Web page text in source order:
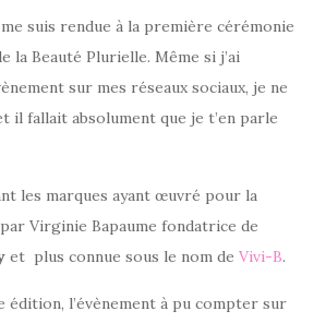
suis rendue à la première cérémonie
la Beauté Plurielle. Même si j’ai
sur mes réseaux sociaux, je ne
il fallait absolument que je t’en parle
les marques ayant œuvré pour la
Virginie Bapaume fondatrice de
et plus connue sous le nom de Vivi-B.
l’évènement à pu compter sur